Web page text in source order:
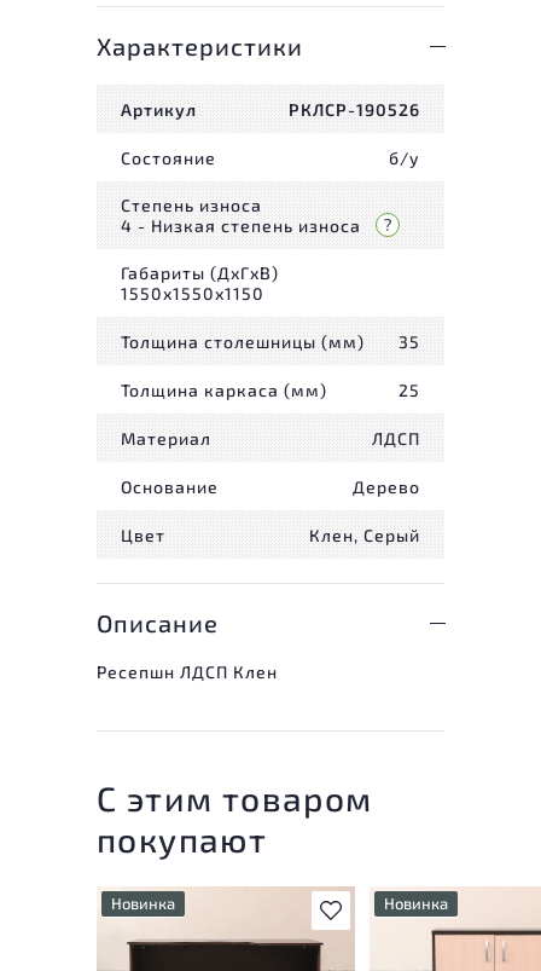
Характеристики
Артикул РКЛСР-190526
Состояние б/у
Степень износа
4 - Низкая степень износа
Габариты (ДxГxВ)
1550x1550x1150
Толщина столешницы (мм) 35
Толщина каркаса (мм) 25
Материал ЛДСП
Основание Дерево
Цвет Клен, Серый
Описание
Ресепшн ЛДСП Клен
С этим товаром
покупают
В избранное
Новинка
У товара присутствуют
незначительные следы
Новинка
У товара
незначительные